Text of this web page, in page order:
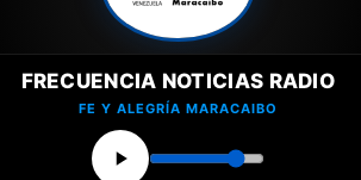
FRECUENCIA NOTICIAS RADIO
FE Y ALEGRÍA MARACAIBO